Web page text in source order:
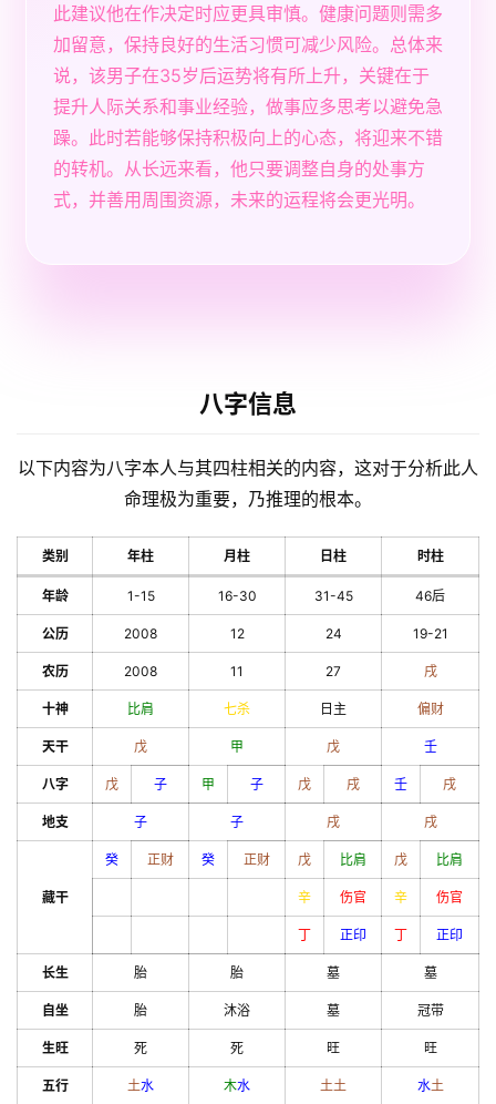
此建议他在作决定时应更具审慎。健康问题则需多
加留意，保持良好的生活习惯可减少风险。总体来
说，该男子在35岁后运势将有所上升，关键在于
提升人际关系和事业经验，做事应多思考以避免急
躁。此时若能够保持积极向上的心态，将迎来不错
的转机。从长远来看，他只要调整自身的处事方
式，并善用周围资源，未来的运程将会更光明。
八字信息
以下内容为八字本人与其四柱相关的内容，这对于分析此人
命理极为重要，乃推理的根本。
类别 年柱 月柱 日柱 时柱
年龄 1-15 16-30 31-45 46后
公历 2008 12 24 19-21
农历 2008 11 27 戌
十神 比肩 七杀 日主 偏财
天干 戊 甲 戊 壬
八字 戊 子 甲 子 戊 戌 壬 戌
地支 子 子 戌 戌
藏干
癸 正财 癸 正财 戊 比肩 戊 比肩
辛 伤官 辛 伤官
丁 正印 丁 正印
长生 胎 胎 墓 墓
自坐 胎 沐浴 墓 冠带
生旺 死 死 旺 旺
五行 土水 木水 土土 水土